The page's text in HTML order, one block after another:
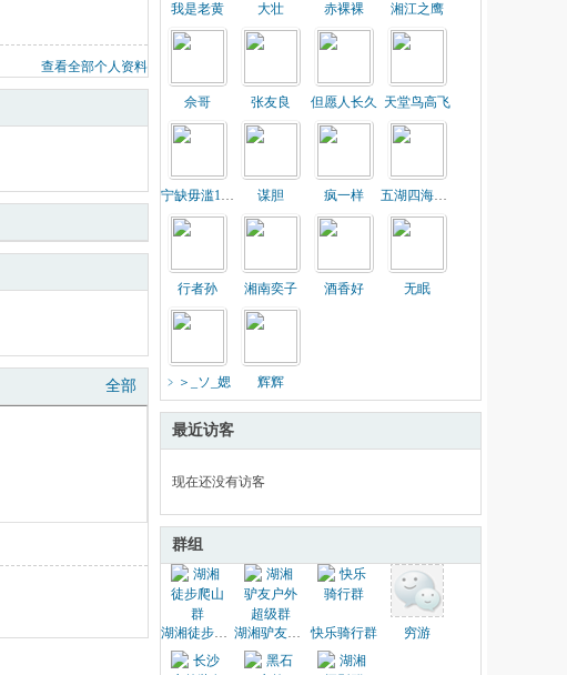
查看全部个人资料
全部
我是老黄 大壮 赤裸裸 湘江之鹰
佘哥 张友良 但愿人长久 天堂鸟高飞
宁缺毋滥1206 谋胆 疯一样 五湖四海户外
行者孙 湘南奕子 酒香好 无眠
﹥＞_ソ_媤 辉辉
最近访客
现在还没有访客
群组
湖湘徒步爬山群 湖湘驴友户外超级群 快乐骑行群 穷游